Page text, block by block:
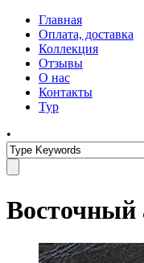
Главная
Оплата, доставка
Коллекция
Отзывы
О нас
Контакты
Тур
•
Восточный